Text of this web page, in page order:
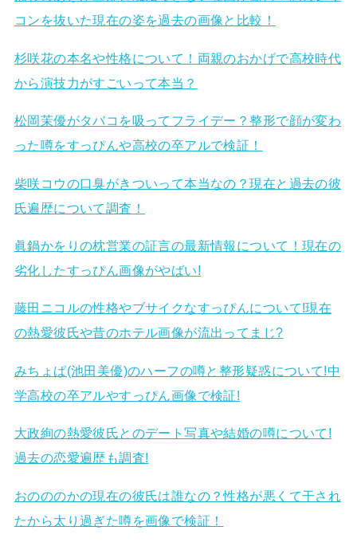
コンを抜いた現在の姿を過去の画像と比較！
杉咲花の本名や性格について！両親のおかげで高校時代
から演技力がすごいって本当？
松岡茉優がタバコを吸ってフライデー？整形で顔が変わ
った噂をすっぴんや高校の卒アルで検証！
柴咲コウの口臭がきついって本当なの？現在と過去の彼
氏遍歴について調査！
眞鍋かをりの枕営業の証言の最新情報について！現在の
劣化したすっぴん画像がやばい!
藤田ニコルの性格やブサイクなすっぴんについて!現在
の熱愛彼氏や昔のホテル画像が流出ってまじ?
みちょぱ(池田美優)のハーフの噂と整形疑惑について!中
学高校の卒アルやすっぴん画像で検証!
大政絢の熱愛彼氏とのデート写真や結婚の噂について!
過去の恋愛遍歴も調査!
おのののかの現在の彼氏は誰なの？性格が悪くて干され
たから太り過ぎた噂を画像で検証！